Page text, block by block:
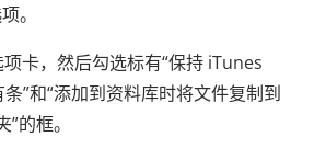
。
项卡，然后勾选标有“保持 iTunes
”和“添加到资料库时将文件复制到
的框。